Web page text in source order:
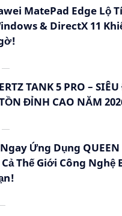
MatePad Edge Lộ
& DirectX 11
TANK 5 PRO –
ĐỈNH CAO NĂM
Ứng Dụng
Thế Giới Công Nghệ